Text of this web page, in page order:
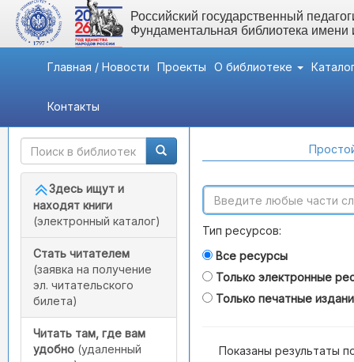
Российский государственный
Фундаментальная библиотека
Главная / Новости Проекты О библиотеке
Контакты
Быстрый доступ
Здесь ищут и
находят книги
(электронный каталог)
Стать читателем
(заявка на получение
эл. читательского
билета)
Читать там, где вам
удобно (удаленный
Тип ресурсов:
Все ресурсы
Только электронные
Только печатные
Показаны результаты